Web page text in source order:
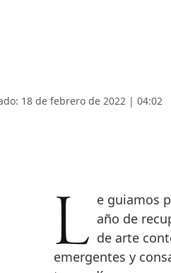
18 de febrero de 2022 | 04:02
Le guiamos por una selección de muestras que moldean el 2022 como año de
de arte
emergentes y